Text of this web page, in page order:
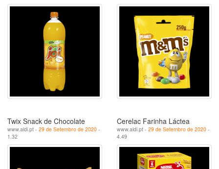
Twix Snack de Chocolate
www.aldi.pt - 29 de Setembro de 2020 -
1.32
Cerelac Farinha Láctea
www.aldi.pt - 29 de Setembro de 2020 -
4.49